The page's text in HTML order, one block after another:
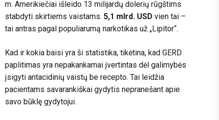
m. Amerikiečiai išleido 13 milijardų dolerių rūgštims
stabdyti skirtiems vaistams. 5,1 mlrd. USD vien tai –
tai antras pagal populiarumą narkotikas už „Lipitor“.
Kad ir kokia baisi yra ši statistika, tikėtina, kad GERD
paplitimas yra nepakankamai įvertintas dėl galimybės
įsigyti antacidinių vaistų be recepto. Tai leidžia
pacientams savarankiškai gydytis nepranešant apie
savo būklę gydytojui.